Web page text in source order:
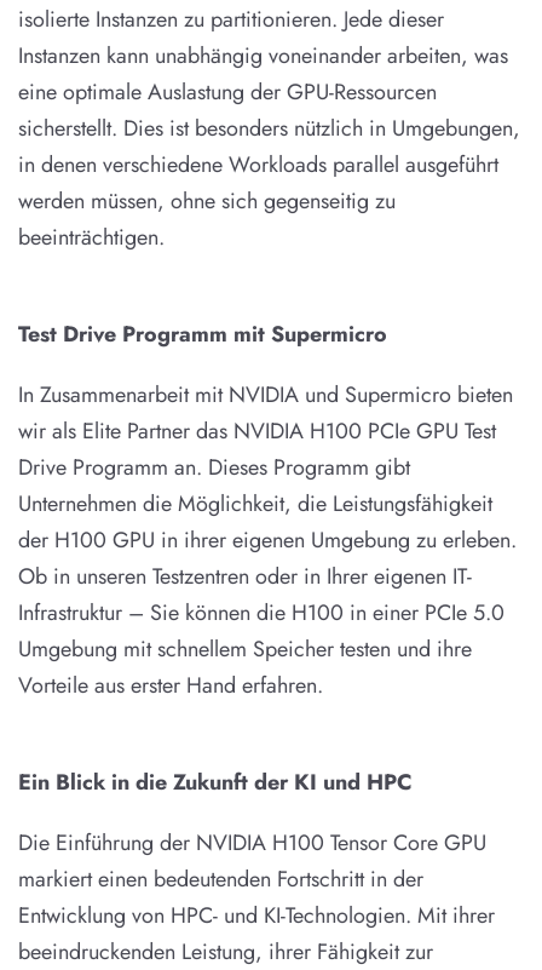
isolierte Instanzen zu partitionieren. Jede dieser
Instanzen kann unabhängig voneinander arbeiten, was
eine optimale Auslastung der GPU-Ressourcen
sicherstellt. Dies ist besonders nützlich in Umgebungen,
in denen verschiedene Workloads parallel ausgeführt
werden müssen, ohne sich gegenseitig zu
beeinträchtigen.
Test Drive Programm mit Supermicro
In Zusammenarbeit mit NVIDIA und Supermicro bieten
wir als Elite Partner das NVIDIA H100 PCIe GPU Test
Drive Programm an. Dieses Programm gibt
Unternehmen die Möglichkeit, die Leistungsfähigkeit
der H100 GPU in ihrer eigenen Umgebung zu erleben.
Ob in unseren Testzentren oder in Ihrer eigenen IT-
Infrastruktur – Sie können die H100 in einer PCIe 5.0
Umgebung mit schnellem Speicher testen und ihre
Vorteile aus erster Hand erfahren.
Ein Blick in die Zukunft der KI und HPC
Die Einführung der NVIDIA H100 Tensor Core GPU
markiert einen bedeutenden Fortschritt in der
Entwicklung von HPC- und KI-Technologien. Mit ihrer
beeindruckenden Leistung, ihrer Fähigkeit zur